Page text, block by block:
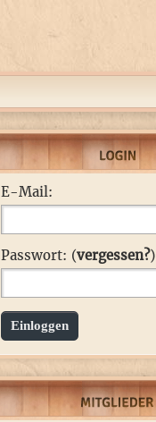
E-Mail:
Passwort: (vergessen?)
Einloggen